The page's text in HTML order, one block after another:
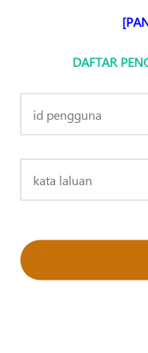
DAFTAR